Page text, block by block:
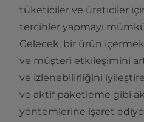
tüketiciler ve üreticiler
tercihler yapmayı
Gelecek, bir ürün
ve müşteri etkileşimini
ve izlenebilirliğini
ve aktif paketleme gibi
yöntemlerine işaret